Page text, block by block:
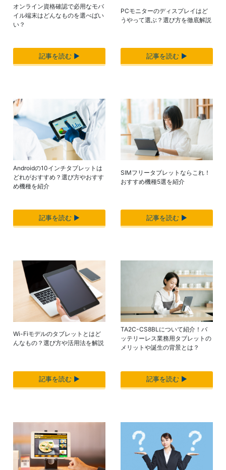
オンライン資格確認で必用なモバ
イル端末はどんなものを選べばい
い？
記事を読む ▶︎
PCモニターのディスプレイはど
うやって選ぶ？選び方を徹底解説
記事を読む ▶︎
Androidの10インチタブレットは
どれがおすすめ？選び方やおすす
め機種を紹介
記事を読む ▶︎
SIMフリータブレットならこれ！
おすすめ機種5選を紹介
記事を読む ▶︎
Wi-Fiモデルのタブレットとはど
んなもの？選び方や活用法を解説
記事を読む ▶︎
TA2C-CS8BLについて紹介！バ
ッテリーレス業務用タブレットの
メリットや誕生の背景とは？
記事を読む ▶︎